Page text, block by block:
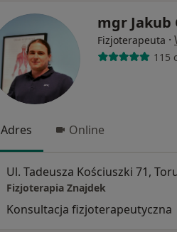
mgr Jakub
Fizjoterapeuta ·
115
Adres Online
Ul. Tadeusza Kościuszki 71,
Fizjoterapia Znajdek
Konsultacja fizjoterapeutyczna